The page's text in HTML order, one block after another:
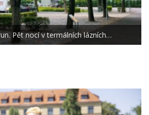
Pět nocí v termálních lázních…